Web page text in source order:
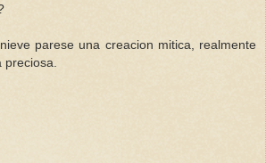
parese una creacion mitica, realmente